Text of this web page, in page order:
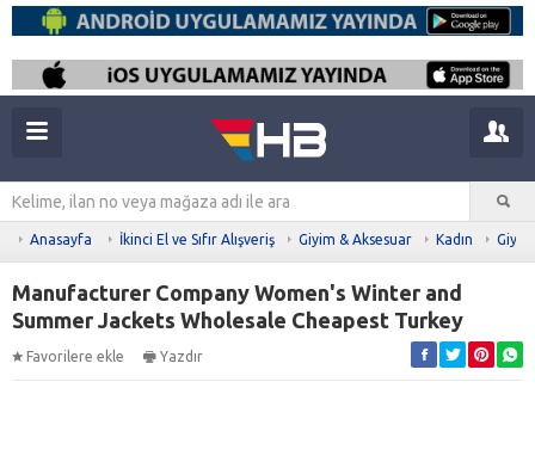
Anasayfa İkinci El ve Sıfır Alışveriş Giyim & Aksesuar Kadın Giyim
Manufacturer Company Women's Winter and
Summer Jackets Wholesale Cheapest Turkey
Favorilere ekle Yazdır